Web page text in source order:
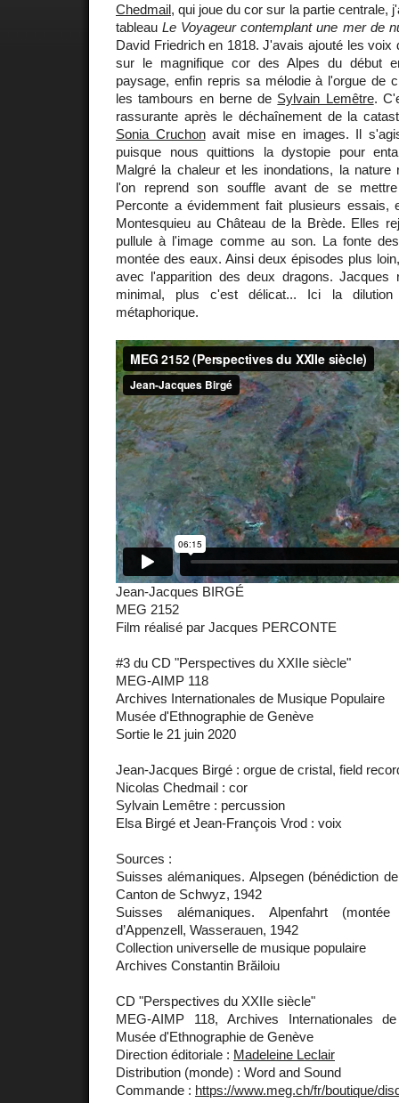
Chedmail, qui joue du cor sur la partie centrale,
tableauLe Voyageur contemplant une mer de
David Friedrich en 1818. J'avais ajouté les voix
sur le magnifique cor des Alpes du début
paysage, enfin repris sa mélodie à l'orgue de
les tambours en berne de Sylvain Lemêtre.
rassurante après le déchaînement de la
Sonia Cruchonavait mise en images. Il
puisque nous quittions la dystopie pour
Malgré la chaleur et les inondations, la nature
l'on reprend son souffle avant de se
Perconte a évidemment fait plusieurs essais,
Montesquieu au Château de la Brède. Elles
pullule à l'image comme au son. La fonte
montée des eaux. Ainsi deux épisodes plus
avec l'apparition des deux dragons. Jacques
minimal, plus c'est délicat... Ici la dilution
métaphorique.
Jean-Jacques BIRGÉ
MEG 2152
Film réalisé par Jacques PERCONTE
#3 du CD "Perspectives du XXIIe siècle"
MEG-AIMP 118
Archives Internationales de Musique Populaire
Musée d'Ethnographie de Genève
Sortie le 21 juin 2020
Jean-Jacques Birgé : orgue de cristal, field
Nicolas Chedmail : cor
Sylvain Lemêtre : percussion
Elsa Birgé et Jean-François Vrod : voix
Sources :
Suisses alémaniques. Alpsegen (bénédiction
Canton de Schwyz, 1942
Suisses alémaniques. Alpenfahrt
d’Appenzell, Wasserauen, 1942
Collection universelle de musique populaire
Archives Constantin Brăiloiu
CD "Perspectives du XXIIe siècle"
MEG-AIMP 118, Archives Internationales
Musée d'Ethnographie de Genève
Direction éditoriale : Madeleine Leclair
Distribution (monde) : Word and Sound
Commande : https://www.meg.ch/fr/boutique/